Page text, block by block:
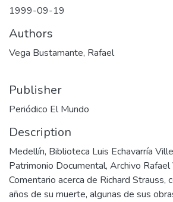
1999-09-19
Authors
Vega Bustamante, Rafael
Publisher
Periódico El Mundo
Description
Medellín, Biblioteca Luis Echavarría
Patrimonio Documental, Archivo
Comentario acerca de Richard Strauss,
años de su muerte, algunas de sus